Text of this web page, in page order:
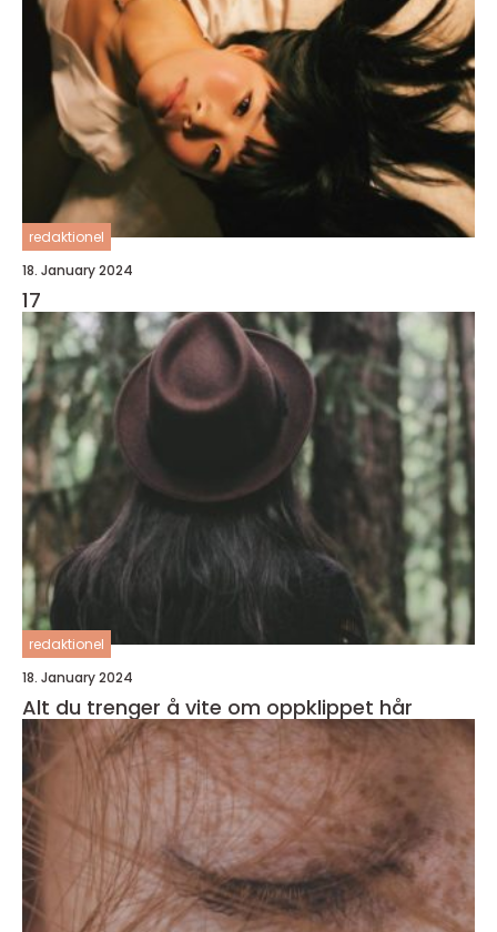
redaktionel
18. January 2024
17
redaktionel
18. January 2024
Alt du trenger å vite om oppklippet hår